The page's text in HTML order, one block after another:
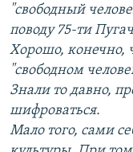
"свободный
поводу 75-ти
Хорошо, конечно,
"свободном
Знали то давно,
шифроваться.
Мало того, сами